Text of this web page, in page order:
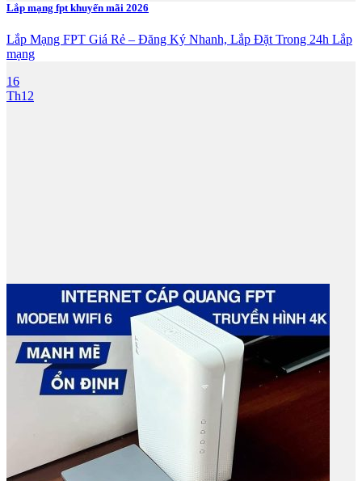
Lắp mạng fpt khuyến mãi 2026
Lắp Mạng FPT Giá Rẻ – Đăng Ký Nhanh, Lắp Đặt Trong 24h Lắp
mạng
16
Th12